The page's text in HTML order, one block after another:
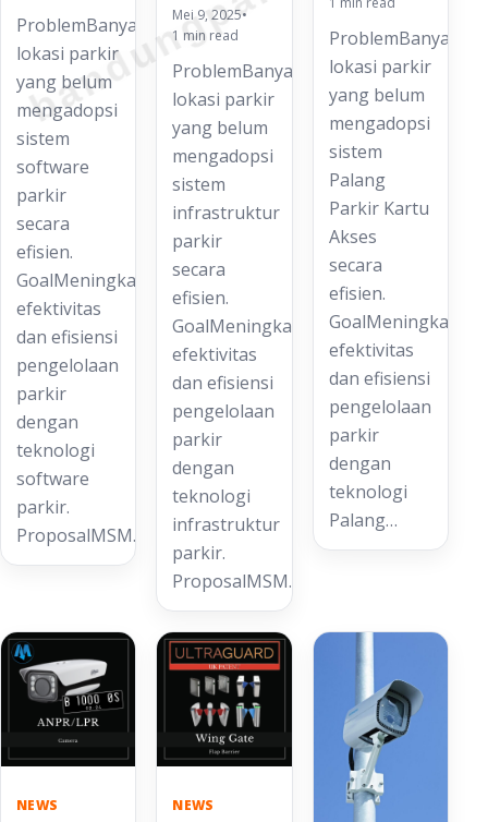
ProblemBanyak
lokasi parkir
yang belum
mengadopsi
sistem
software
parkir
secara
efisien.
GoalMeningkatkan
efektivitas
dan efisiensi
pengelolaan
parkir
dengan
teknologi
software
parkir.
ProposalMSM…
Mei 9, 2025•
1 min read
ProblemBanyak
lokasi parkir
yang belum
mengadopsi
sistem
infrastruktur
parkir
secara
efisien.
GoalMeningkatkan
efektivitas
dan efisiensi
pengelolaan
parkir
dengan
teknologi
infrastruktur
parkir.
ProposalMSM…
ProblemBanyak
lokasi parkir
yang belum
mengadopsi
sistem
Palang
Parkir Kartu
Akses
secara
efisien.
GoalMeningkatkan
efektivitas
dan efisiensi
pengelolaan
parkir
dengan
teknologi
Palang…
NEWS NEWS